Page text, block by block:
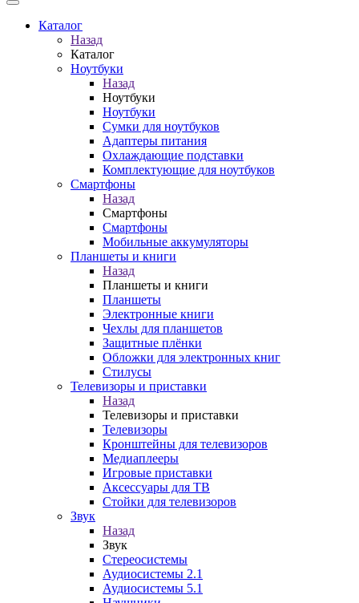
Каталог
Назад
Каталог
Ноутбуки
Назад
Ноутбуки
Ноутбуки
Сумки для ноутбуков
Адаптеры питания
Охлаждающие подставки
Комплектующие для ноутбуков
Смартфоны
Назад
Смартфоны
Смартфоны
Мобильные аккумуляторы
Планшеты и книги
Назад
Планшеты и книги
Планшеты
Электронные книги
Чехлы для планшетов
Защитные плёнки
Обложки для электронных книг
Стилусы
Телевизоры и приставки
Назад
Телевизоры и приставки
Телевизоры
Кронштейны для телевизоров
Медиаплееры
Игровые приставки
Аксессуары для ТВ
Стойки для телевизоров
Звук
Назад
Звук
Стереосистемы
Аудиосистемы 2.1
Аудиосистемы 5.1